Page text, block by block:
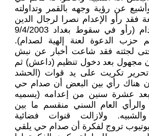
عن رؤية وجهه بالقمر وتداولته
فقد رأو الإعدام نصرا لرجال الدين
الذين أعدمهم صدام (رأو في سقوط بغداد 9/4/2003
حزب الدعوة لعنة إلهية لصدام).
حتى لجثته فقد شاعت أخبار عن نبش
مجهول بعد دخول تنظيم (داعش) ثم
تكريت على يد قوات (الحشد
هناك رأي بين البعض أن صدام حي
عشرة سنين من إعدامه (يسميه
والرأي العام السني منقسم ما بين
ولازالت قنوات فضائية
تروج لفكرة أن صدام حي يلقي